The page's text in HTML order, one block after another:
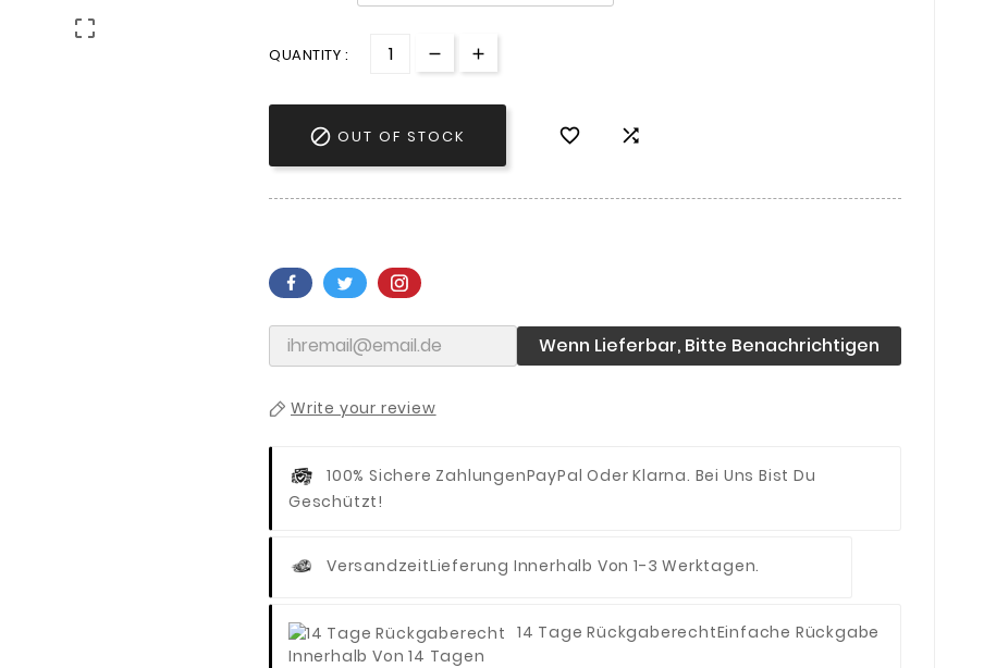

QUANTITY :
 OUT OF STOCK  
Wenn Lieferbar, Bitte Benachrichtigen
Write your review
100% Sichere ZahlungenPayPal Oder Klarna. Bei Uns Bist Du
Geschützt!
VersandzeitLieferung Innerhalb Von 1-3 Werktagen.
14 Tage RückgaberechtEinfache Rückgabe
Innerhalb Von 14 Tagen